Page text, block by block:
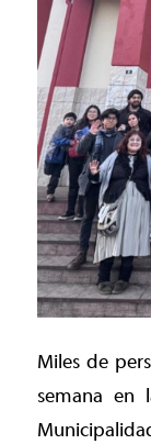
Miles de
semana en